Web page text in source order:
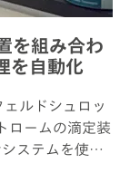
を組み合わ
を自動化
ルドシュロッ
ロームの滴定装
ステムを使用